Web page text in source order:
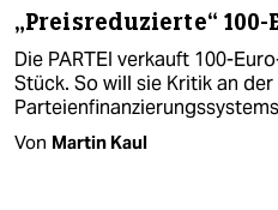
„Preisreduzierte“ 100-
Die PARTEI verkauft 100-
Stück. So will sie Kritik an
Von Martin Kaul